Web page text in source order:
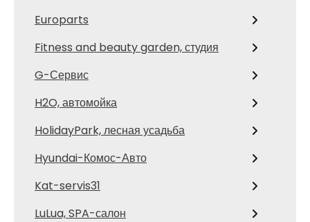
Europarts
Fitness and beauty garden, студия
G-Сервис
H2O, автомойка
HolidayPark, лесная усадьба
Hyundai-Комос-Авто
Kat-servis31
LuLua, SPA-салон